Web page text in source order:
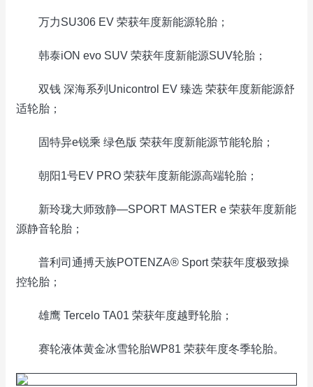
万力SU306 EV 荣获年度新能源轮胎；
韩泰iON evo SUV 荣获年度新能源SUV轮胎；
双钱 深海系列Unicontrol EV 臻选 荣获年度新能源舒
适轮胎；
固特异e锐乘 绿色版 荣获年度新能源节能轮胎；
朝阳1号EV PRO 荣获年度新能源高端轮胎；
新玲珑大师致静—SPORT MASTER e 荣获年度新能
源静音轮胎；
普利司通搏天族POTENZA® Sport 荣获年度极致操
控轮胎；
雄鹰 Tercelo TA01 荣获年度越野轮胎；
赛轮液体黄金冰雪轮胎WP81 荣获年度冬季轮胎。